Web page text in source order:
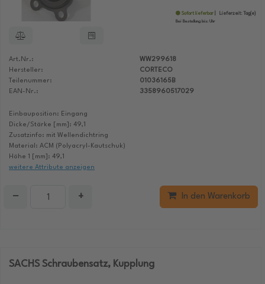
Sofort lieferbar Lieferzeit:
Tag(e)
Bei Bestellung bis: Uhr
Art.Nr.:
WW299618
Hersteller:
CORTECO
Teilenummer:
01036165B
EAN-Nr.:
3358960517029
Einbauposition: Eingang
Dicke/Stärke [mm]: 49,1
Zusatzinfo: mit Wellendichtring
Material: ACM (Polyacryl-Kautschuk)
Höhe 1 [mm]: 49,1
weitere Attribute anzeigen
− + In den Warenkorb
SACHS Schraubensatz, Kupplung